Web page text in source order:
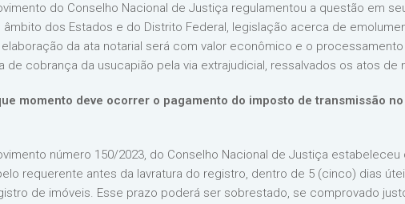
do Conselho Nacional de Justiça regulamentou a questão em
âmbito dos Estados e do Distrito Federal, legislação acerca de
elaboração da ata notarial será com valor econômico e o
de cobrança da usucapião pela via extrajudicial, ressalvados os atos de
momento deve ocorrer o pagamento do imposto de transmissão
número 150/2023, do Conselho Nacional de Justiça
requerente antes da lavratura do registro, dentro de 5 (cinco) dias
de imóveis. Esse prazo poderá ser sobrestado, se comprovado